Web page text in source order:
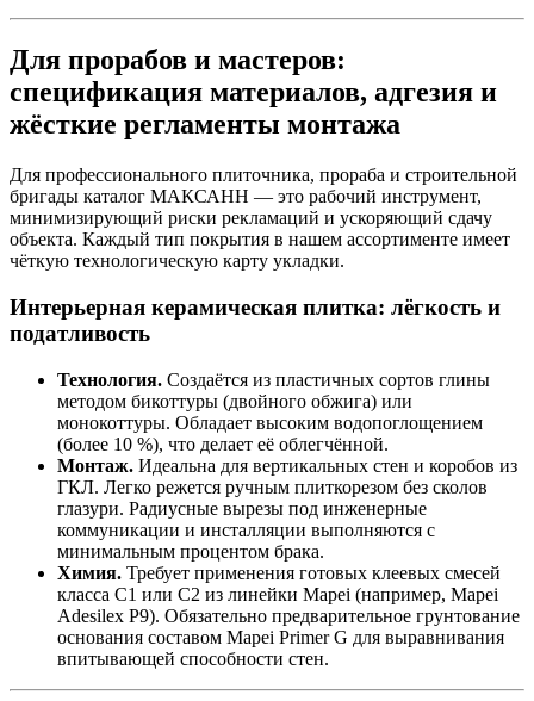
Для прорабов и мастеров:
спецификация материалов, адгезия и
жёсткие регламенты монтажа
Для профессионального плиточника, прораба и строительной
бригады каталог МАКСАНН — это рабочий инструмент,
минимизирующий риски рекламаций и ускоряющий сдачу
объекта. Каждый тип покрытия в нашем ассортименте имеет
чёткую технологическую карту укладки.
Интерьерная керамическая плитка: лёгкость и
податливость
Технология. Создаётся из пластичных сортов глины
методом бикоттуры (двойного обжига) или
монокоттуры. Обладает высоким водопоглощением
(более 10 %), что делает её облегчённой.
Монтаж. Идеальна для вертикальных стен и коробов из
ГКЛ. Легко режется ручным плиткорезом без сколов
глазури. Радиусные вырезы под инженерные
коммуникации и инсталляции выполняются с
минимальным процентом брака.
Химия. Требует применения готовых клеевых смесей
класса C1 или C2 из линейки Mapei (например, Mapei
Adesilex P9). Обязательно предварительное грунтование
основания составом Mapei Primer G для выравнивания
впитывающей способности стен.